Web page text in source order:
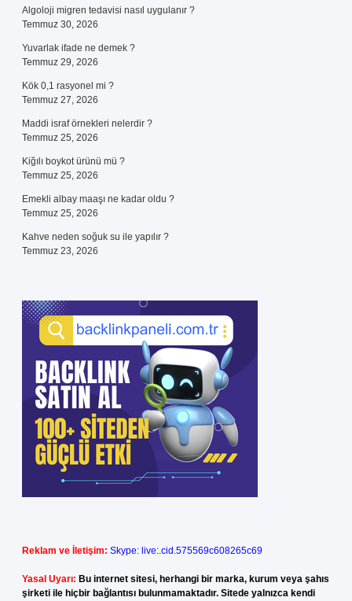
Algoloji migren tedavisi nasıl uygulanır ?
Temmuz 30, 2026
Yuvarlak ifade ne demek ?
Temmuz 29, 2026
Kök 0,1 rasyonel mi ?
Temmuz 27, 2026
Maddi israf örnekleri nelerdir ?
Temmuz 25, 2026
Kiğılı boykot ürünü mü ?
Temmuz 25, 2026
Emekli albay maaşı ne kadar oldu ?
Temmuz 25, 2026
Kahve neden soğuk su ile yapılır ?
Temmuz 23, 2026
Reklam ve İletişim: Skype: live:.cid.575569c608265c69
Yasal Uyarı: Bu internet sitesi, herhangi bir marka, kurum veya şahıs
şirketi ile hiçbir bağlantısı bulunmamaktadır. Sitede yalnızca kendi